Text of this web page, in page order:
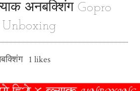
अनबक्शिंग Gopro
1 likes